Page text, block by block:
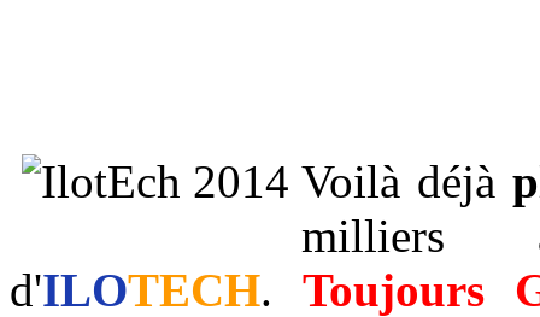
Voilà déjà
milliers
d'ILOTECH. Toujours